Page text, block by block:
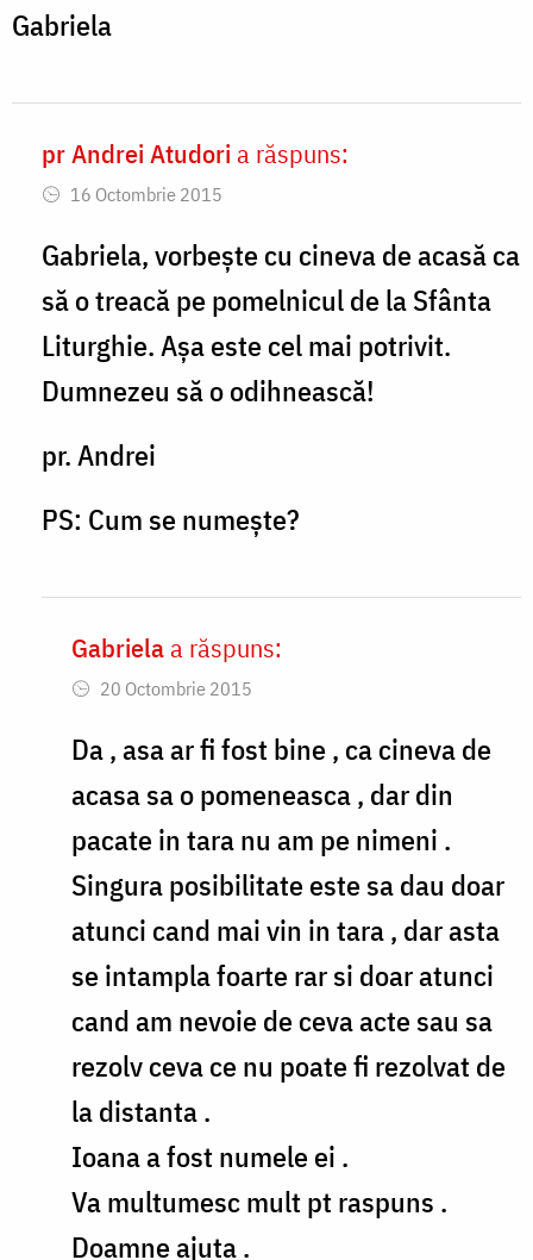
Gabriela
In
reply
to
Bine
v-
gasit
Parinte
by
pr Andrei Atudori a răspuns:
16 Octombrie 2015
Gabriela, vorbește cu cineva de acasă ca
să o treacă pe pomelnicul de la Sfânta
Liturghie. Așa este cel mai potrivit.
Dumnezeu să o odihnească!
pr. Andrei
PS: Cum se numește?
In
reply
to
vorbește
cu
cineva
by
andrei.atudori
Gabriela a răspuns:
20 Octombrie 2015
Da , asa ar fi fost bine , ca cineva de
acasa sa o pomeneasca , dar din
pacate in tara nu am pe nimeni .
Singura posibilitate este sa dau doar
atunci cand mai vin in tara , dar asta
se intampla foarte rar si doar atunci
cand am nevoie de ceva acte sau sa
rezolv ceva ce nu poate fi rezolvat de
la distanta .
Ioana a fost numele ei .
Va multumesc mult pt raspuns .
Doamne ajuta .